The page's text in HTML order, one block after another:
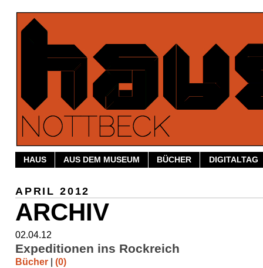
HAUS AUS DEM MUSEUM BÜCHER DIGITALTAG
APRIL 2012
ARCHIV
02.04.12
Expeditionen ins Rockreich
Bücher | (0)